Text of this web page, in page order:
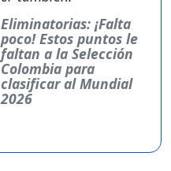
Eliminatorias: ¡Falta
poco! Estos puntos le
faltan a la Selección
Colombia para
clasificar al Mundial
2026